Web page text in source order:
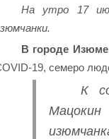
На утро 17
В городе Изюме
19, семеро
К